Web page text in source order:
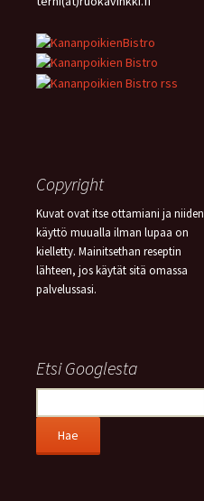
Copyright
Kuvat ovat itse ottamiani ja niiden
käyttö muualla ilman lupaa on
kielletty. Mainitsethan reseptin
lähteen, jos käytät sitä omassa
palvelussasi.
Etsi Googlesta